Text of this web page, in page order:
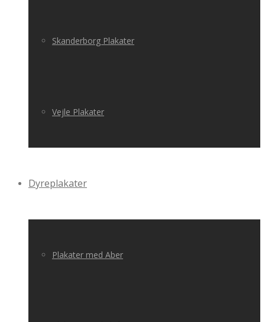
Skanderborg Plakater
Vejle Plakater
Dyreplakater
Plakater med Aber